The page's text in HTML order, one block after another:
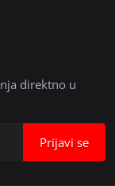
direktno u
Prijavi se